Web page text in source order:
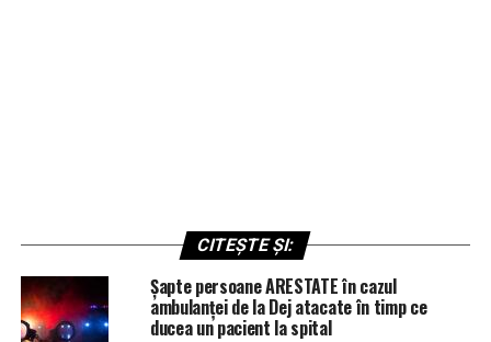
CITEȘTE ȘI:
Șapte persoane ARESTATE în cazul
ambulanței de la Dej atacate în timp ce
ducea un pacient la spital